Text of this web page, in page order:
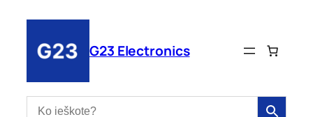
turinio
G23 Electronics